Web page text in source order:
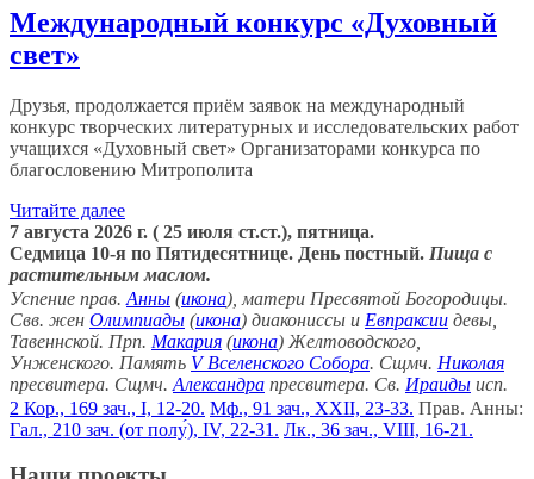
Международный конкурс «Духовный
свет»
Друзья, продолжается приём заявок на международный
конкурс творческих литературных и исследовательских работ
учащихся «Духовный свет» Организаторами конкурса по
благословению Митрополита
Читайте далее
7 августа 2026 г. ( 25 июля ст.ст.), пятница.
Седмица 10-я по Пятидесятнице. День постный. Пища с
растительным маслом.
Успение прав. Анны (икона), матери Пресвятой Богородицы.
Свв. жен Олимпиады (икона) диакониссы и Евпраксии девы,
Тавеннской. Прп. Макария (икона) Желтоводского,
Унженского. Память V Вселенского Собора. Сщмч. Николая
пресвитера. Сщмч. Александра пресвитера. Св. Ираиды исп.
2 Кор., 169 зач., I, 12-20. Мф., 91 зач., XXII, 23-33. Прав. Анны:
Гал., 210 зач. (от полу́), IV, 22-31. Лк., 36 зач., VIII, 16-21.